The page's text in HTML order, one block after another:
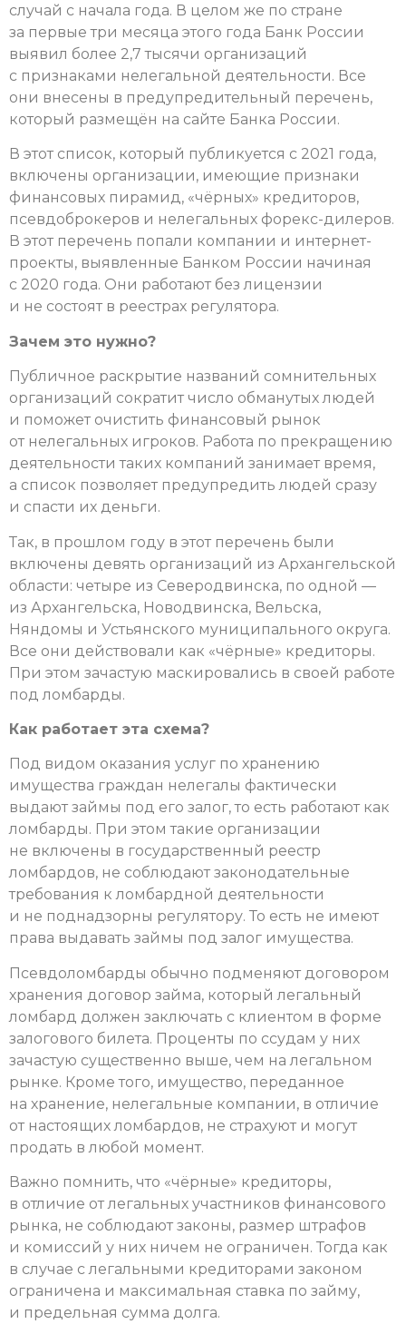
случай с начала года. В целом же по стране
за первые три месяца этого года Банк России
выявил более 2,7 тысячи организаций
с признаками нелегальной деятельности. Все
они внесены в преду­предительный перечень,
который размещён на сайте Банка России.
В этот список, который публикуется с 2021 года,
включены организации, имеющие признаки
финансовых пирамид, «чёрных» кредиторов,
псевдоброкеров и нелегальных форекс-дилеров.
В этот перечень попали компании и интернет-
проекты, выявленные Банком России начиная
с 2020 года. Они работают без лицензии
и не состоят в реестрах регулятора.
Зачем это нужно?
Публичное раскрытие названий сомнительных
организаций сократит число обманутых людей
и поможет очистить финансовый рынок
от нелегальных игроков. Работа по прекращению
деятельности таких компаний занимает время,
а список позволяет предупредить людей сразу
и спасти их деньги.
Так, в прошлом году в этот перечень были
включены девять организаций из Архангельской
области: четыре из Северодвинска, по одной —
из Архангельска, Новодвинска, Вельска,
Няндомы и Устьянского муниципального округа.
Все они действовали как «чёрные» кредиторы.
При этом зачастую маскировались в своей работе
под ломбарды.
Как работает эта схема?
Под видом оказания услуг по хранению
имущества граж­дан нелегалы фактически
выдают займы под его залог, то есть работают как
ломбарды. При этом такие организации
не включены в государственный реестр
ломбардов, не соблюдают законодательные
требования к ломбардной деятельности
и не поднадзорны регулятору. То есть не имеют
права выдавать займы под залог имущества.
Псевдоломбарды обычно подменяют договором
хранения договор займа, который легальный
ломбард должен заключать с клиентом в форме
залогового билета. Проценты по ссудам у них
зачастую существенно выше, чем на легальном
рынке. Кроме того, имущество, переданное
на хранение, нелегальные компании, в отличие
от настоящих ломбардов, не страхуют и могут
продать в любой момент.
Важно помнить, что «чёрные» кредиторы,
в отличие от легальных участников финансового
рынка, не соблюдают законы, размер штрафов
и комиссий у них ничем не ограничен. Тогда как
в случае с легальными кредиторами законом
ограничена и максимальная ставка по займу,
и предельная сумма долга.